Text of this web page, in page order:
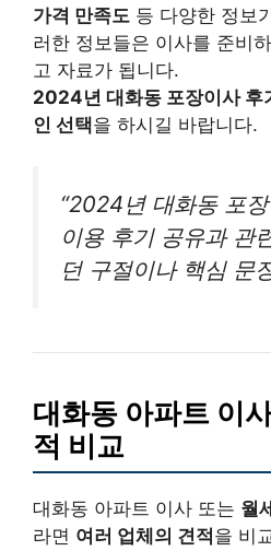
가격 만족도 등 다양한 정보
러한 정보들은 이사를 준비
고 자료가 됩니다.
2024년 대화동 포장이사 후
인 선택을 하시길 바랍니다.
“2024년 대화동 포
이용 후기 공유과 관
던 구절이나 핵심 문
대화동 아파트 이
적 비교
대화동 아파트 이사 또는 월
라면 여러 업체의 견적 을 비